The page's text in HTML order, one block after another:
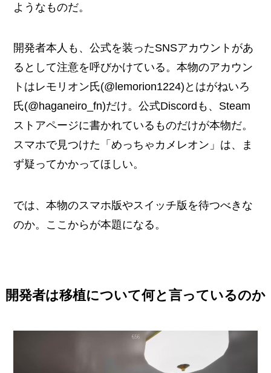
ようなものだ。
開発者本人も、公式を装ったSNSアカウントがあ
るとして注意を呼びかけている。本物のアカウン
トはレモリオン氏(@lemorion1224)とはがねいろ
氏(@haganeiro_fn)だけ。公式Discordも、Steam
ストアページに書かれているものだけが本物だ。
スマホで見つけた「めっちゃカメレオン」は、ま
ず疑ってかかってほしい。
では、本物のスマホ版やスイッチ版を待つべきな
のか。ここからが本題になる。
開発者は移植について何と言っているのか